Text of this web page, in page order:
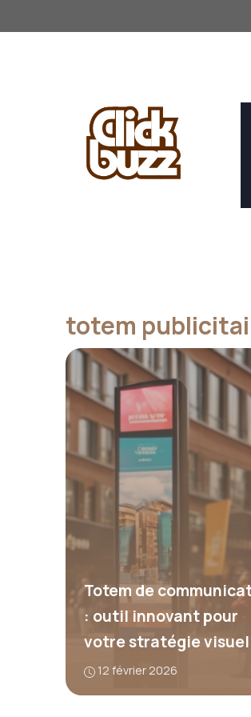
au
totem
Totem de
: outil innovant pour
votre stratégie
12 février 2026